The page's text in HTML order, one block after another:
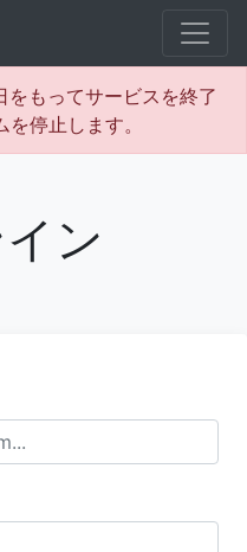
もってサービスを終了
停止します。
ン